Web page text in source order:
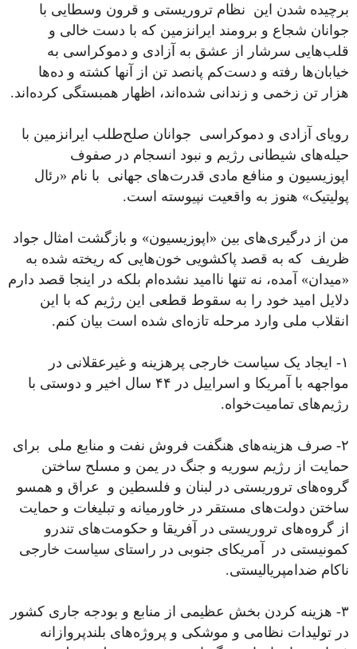
برچیده شدن این نظام تروریستی و قرون وسطایی با
جوانان شجاع و برومند ایرانزمین که با دست خالی و
قلب‌هایی سرشار از عشق به آزادی و دموکراسی به
خیابان‌ها رفته و دست‌کم پانصد تن از آنها کشته و ده‌ها
هزار تن زخمی و زندانی شده‌اند، اظهار همبستگی کرده‌اند.
رویای آزادی و دموکراسی جوانان صلح‌طلب ایرانزمین با
حیله‌های شیطانی رژیم و نبود انسجام در صفوف
اپوزیسیون و منافع مادی قدرت‌های جهانی با نام «رئال
پولیتیک» هنوز به واقعیت نپیوسته است.
من از درگیری‌های بین «اپوزیسیون» و بازگشت امثال جواد
ظریف که به قصد پاکشویی خون‌هایی که ریخته شده به
«میدان» آمده، نه تنها ناامید نشده‌ام بلکه در اینجا قصد دارم
دلایل امید خود را به سقوط قطعی این رژیم که با این
انقلاب ملی وارد مرحله تازه‌ای شده است بیان کنم.
۱- ایجاد یک سیاست خارجی پرهزینه و غیرعقلانی در
مواجهه با آمریکا و اسراییل در ۴۴ سال اخیر و دوستی با
رژیم‌های تمامیت‌خواه.
۲- صرف هزینه‌های هنگفت فروش نفت و منابع ملی برای
حمایت از رژیم سوریه و جنگ در یمن و مسلح ساختن
گروه‌های تروریستی در لبنان و فلسطین و عراق و همسو
ساختن دولت‌های مستقر در خاورمیانه و تبلیغات و حمایت
از گروه‌های تروریستی در آفریقا و حکومت‌های تندرو
کمونیستی در آمریکای جنوبی در راستای سیاست خارجی
ناکام ضدامپریالیستی.
۳- هزینه کردن بخش عظیمی از منابع و بودجه جاری کشور
در تولیدات نظامی و موشکی و پروژه‌های بلندپروازانه